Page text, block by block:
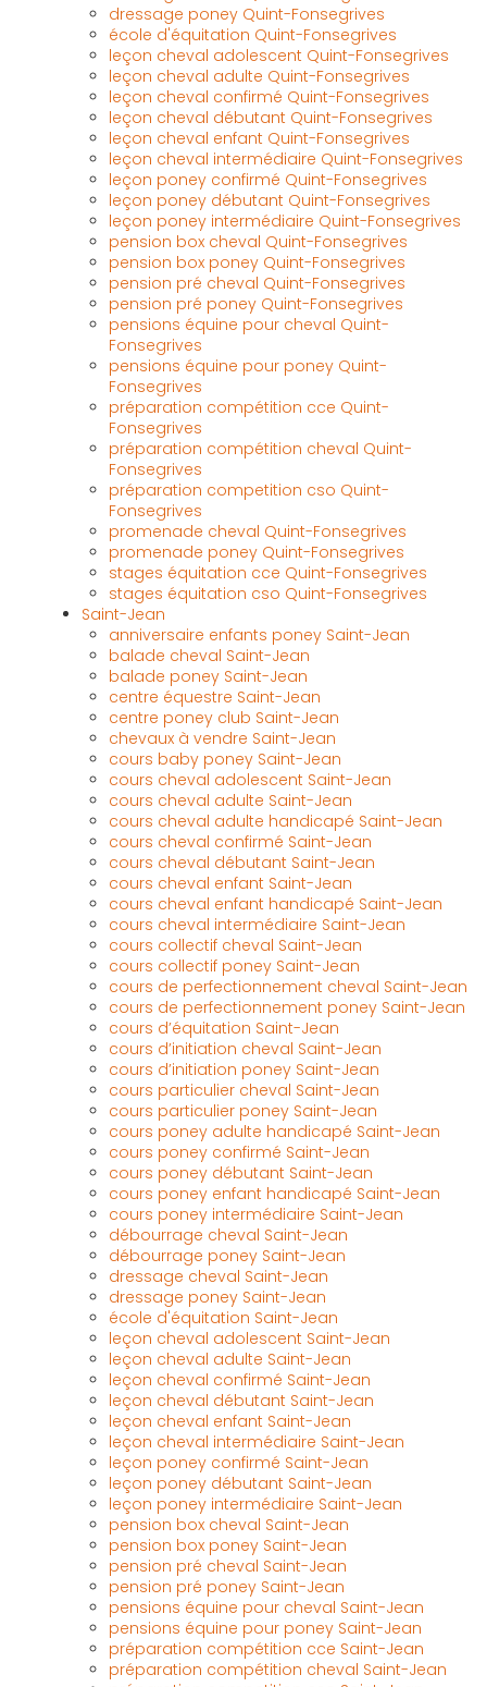
dressage poney Quint-Fonsegrives
école d'équitation Quint-Fonsegrives
leçon cheval adolescent Quint-Fonsegrives
leçon cheval adulte Quint-Fonsegrives
leçon cheval confirmé Quint-Fonsegrives
leçon cheval débutant Quint-Fonsegrives
leçon cheval enfant Quint-Fonsegrives
leçon cheval intermédiaire Quint-Fonsegrives
leçon poney confirmé Quint-Fonsegrives
leçon poney débutant Quint-Fonsegrives
leçon poney intermédiaire Quint-Fonsegrives
pension box cheval Quint-Fonsegrives
pension box poney Quint-Fonsegrives
pension pré cheval Quint-Fonsegrives
pension pré poney Quint-Fonsegrives
pensions équine pour cheval Quint-
Fonsegrives
pensions équine pour poney Quint-
Fonsegrives
préparation compétition cce Quint-
Fonsegrives
préparation compétition cheval Quint-
Fonsegrives
préparation competition cso Quint-
Fonsegrives
promenade cheval Quint-Fonsegrives
promenade poney Quint-Fonsegrives
stages équitation cce Quint-Fonsegrives
stages équitation cso Quint-Fonsegrives
Saint-Jean
anniversaire enfants poney Saint-Jean
balade cheval Saint-Jean
balade poney Saint-Jean
centre équestre Saint-Jean
centre poney club Saint-Jean
chevaux à vendre Saint-Jean
cours baby poney Saint-Jean
cours cheval adolescent Saint-Jean
cours cheval adulte Saint-Jean
cours cheval adulte handicapé Saint-Jean
cours cheval confirmé Saint-Jean
cours cheval débutant Saint-Jean
cours cheval enfant Saint-Jean
cours cheval enfant handicapé Saint-Jean
cours cheval intermédiaire Saint-Jean
cours collectif cheval Saint-Jean
cours collectif poney Saint-Jean
cours de perfectionnement cheval Saint-Jean
cours de perfectionnement poney Saint-Jean
cours d’équitation Saint-Jean
cours d’initiation cheval Saint-Jean
cours d’initiation poney Saint-Jean
cours particulier cheval Saint-Jean
cours particulier poney Saint-Jean
cours poney adulte handicapé Saint-Jean
cours poney confirmé Saint-Jean
cours poney débutant Saint-Jean
cours poney enfant handicapé Saint-Jean
cours poney intermédiaire Saint-Jean
débourrage cheval Saint-Jean
débourrage poney Saint-Jean
dressage cheval Saint-Jean
dressage poney Saint-Jean
école d'équitation Saint-Jean
leçon cheval adolescent Saint-Jean
leçon cheval adulte Saint-Jean
leçon cheval confirmé Saint-Jean
leçon cheval débutant Saint-Jean
leçon cheval enfant Saint-Jean
leçon cheval intermédiaire Saint-Jean
leçon poney confirmé Saint-Jean
leçon poney débutant Saint-Jean
leçon poney intermédiaire Saint-Jean
pension box cheval Saint-Jean
pension box poney Saint-Jean
pension pré cheval Saint-Jean
pension pré poney Saint-Jean
pensions équine pour cheval Saint-Jean
pensions équine pour poney Saint-Jean
préparation compétition cce Saint-Jean
préparation compétition cheval Saint-Jean